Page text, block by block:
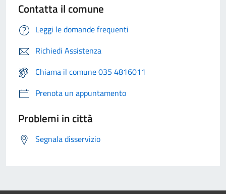
Contatta il comune
Leggi le domande frequenti
Richiedi Assistenza
Chiama il comune 035 4816011
Prenota un appuntamento
Problemi in città
Segnala disservizio